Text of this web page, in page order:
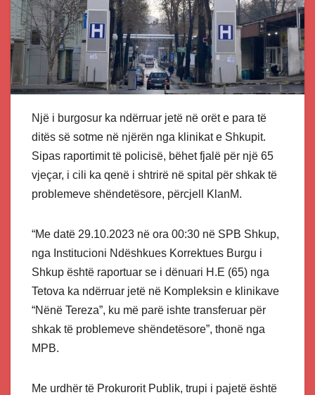
Një i burgosur ka ndërruar jetë në orët e para të
ditës së sotme në njërën nga klinikat e Shkupit.
Sipas raportimit të policisë, bëhet fjalë për një 65
vjeçar, i cili ka qenë i shtrirë në spital për shkak të
problemeve shëndetësore, përcjell KlanM.
“Me datë 29.10.2023 në ora 00:30 në SPB Shkup,
nga Institucioni Ndëshkues Korrektues Burgu i
Shkup është raportuar se i dënuari H.E (65) nga
Tetova ka ndërruar jetë në Kompleksin e klinikave
“Nënë Tereza”, ku më parë ishte transferuar për
shkak të problemeve shëndetësore”, thonë nga
MPB.
Me urdhër të Prokurorit Publik, trupi i pajetë është